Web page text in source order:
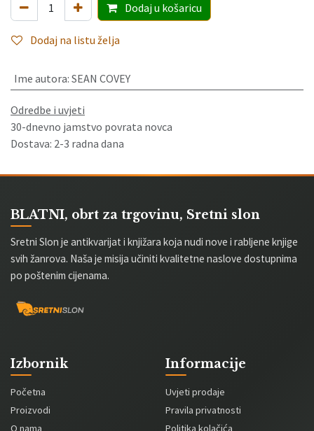
Dodaju košaricu
Dodaj na listu želja
Ime autora: SEAN COVEY
Odredbe i uvjeti
30-dnevno jamstvo povrata novca
Dostava: 2-3 radna dana
BLATNI, obrt za trgovinu, Sretni slon
Sretni Slon je antikvarijat i knjižara koja nudi nove i rabljene knjige
svih žanrova. Naša je misija učiniti kvalitetne naslove dostupnima
po poštenim cijenama.
Izbornik
Početna
Proizvodi
O nama
Informacije
Uvjeti prodaje
Pravila privatnosti
Politika kolačića